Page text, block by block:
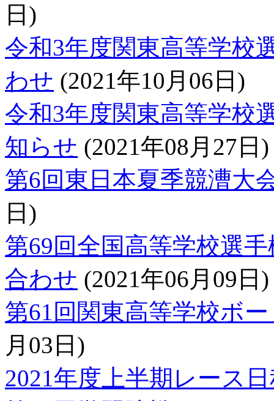
日)
令和3年度関東高等学校
わせ (2021年10月06日)
令和3年度関東高等学校
知らせ (2021年08月27日)
第6回東日本夏季競漕
日)
第69回全国高等学校選
合わせ (2021年06月09日)
第61回関東高等学校ボ
月03日)
2021年度上半期レース